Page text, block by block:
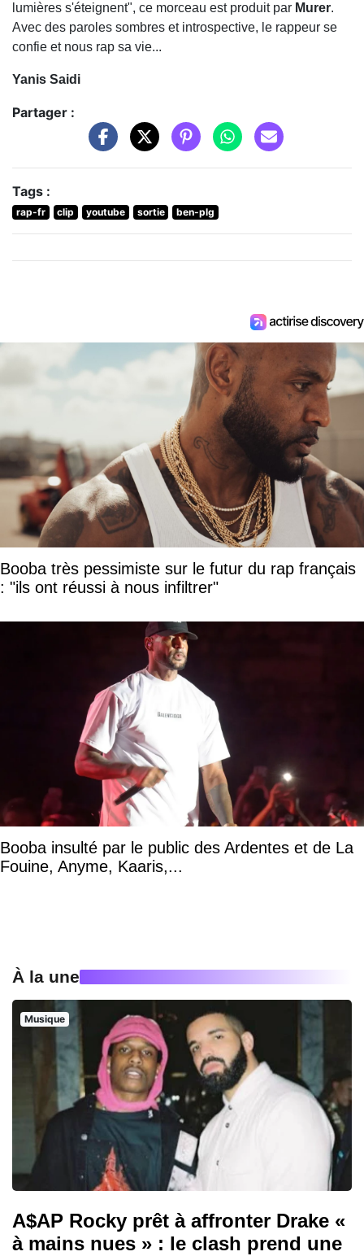
lumières s'éteignent", ce morceau est produit par Murer.
Avec des paroles sombres et introspective, le rappeur se
confie et nous rap sa vie...
Yanis Saidi
Partager :
Tags :
rap-fr clip youtube sortie ben-plg
Booba très pessimiste sur le futur du rap français
: "ils ont réussi à nous infiltrer"
Booba insulté par le public des Ardentes et de La
Fouine, Anyme, Kaaris,...
À la une
Musique
A$AP Rocky prêt à affronter Drake «
à mains nues » : le clash prend une